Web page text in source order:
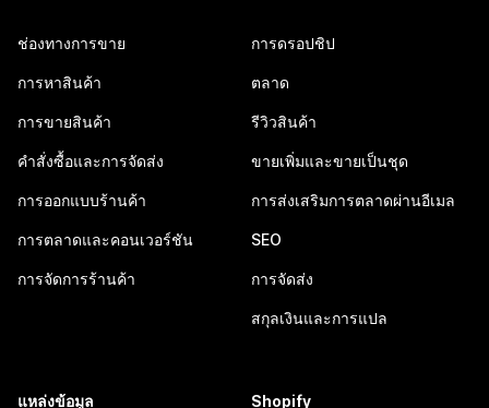
ช่องทางการขาย
การหาสินค้า
การขายสินค้า
คำสั่งซื้อและการจัดส่ง
การออกแบบร้านค้า
การตลาดและคอนเวอร์ชัน
การจัดการร้านค้า
การดรอปชิป
ตลาด
รีวิวสินค้า
ขายเพิ่มและขายเป็นชุด
การส่งเสริมการตลาดผ่านอีเมล
SEO
การจัดส่ง
สกุลเงินและการแปล
แหล่งข้อมูล Shopify